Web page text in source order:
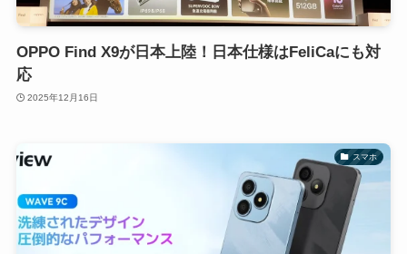
OPPO Find X9が日本上陸！日本仕様はFeliCaにも対
応
2025年12月16日
スマホ